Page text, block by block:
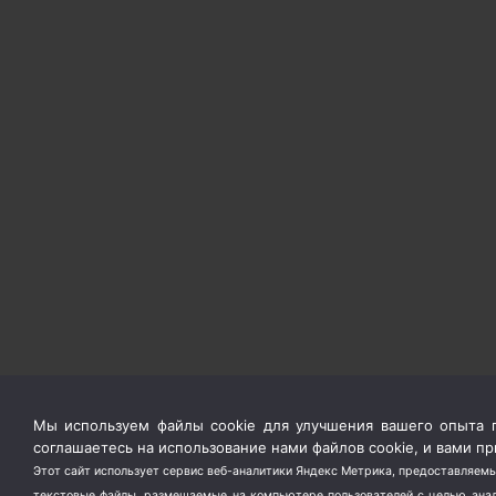
Мы используем файлы cookie для улучшения вашего опыта
соглашаетесь на использование нами файлов cookie, и вами
Этот сайт использует сервис веб-аналитики Яндекс Метрика,